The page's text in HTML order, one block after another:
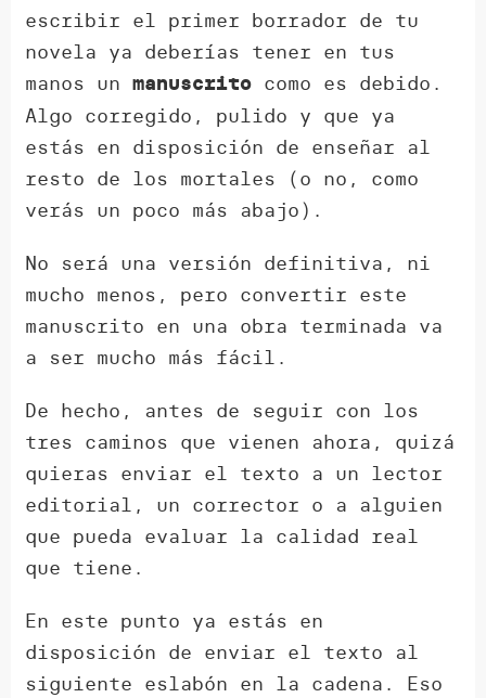
escribir el primer borrador de tu
novela ya deberías tener en tus
manos unmanuscrito como es debido.
Algo corregido, pulido y que ya
estás en disposición de enseñar al
resto de los mortales (o no, como
verás un poco más abajo).
No será una versión definitiva, ni
mucho menos, pero convertir este
manuscrito en una obra terminada va
a ser mucho más fácil.
De hecho, antes de seguir con los
tres caminos que vienen ahora, quizá
quieras enviar el texto a un lector
editorial, un corrector o a alguien
que pueda evaluar la calidad real
que tiene.
En este punto ya estás en
disposición de enviar el texto al
siguiente eslabón en la cadena. Eso